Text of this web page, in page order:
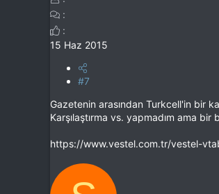
15 Haz 2015
#7
Gazetenin arasından Turkcell'in bir
Karşılaştırma vs. yapmadım ama bir
https://www.vestel.com.tr/vestel-